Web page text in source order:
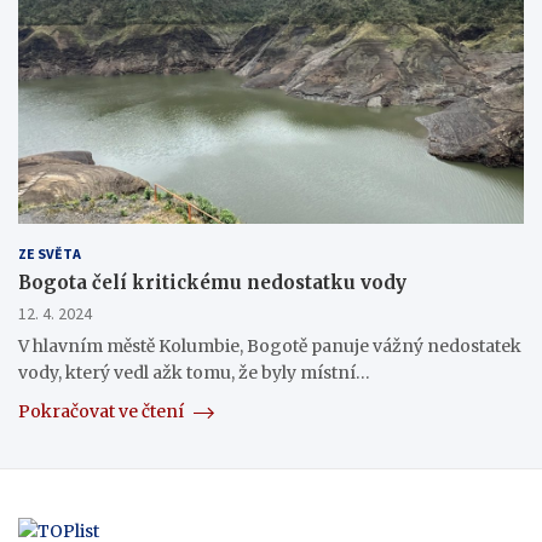
ZE SVĚTA
Bogota čelí kritickému nedostatku vody
12. 4. 2024
V hlavním městě Kolumbie, Bogotě panuje vážný nedostatek
vody, který vedl ažk tomu, že byly místní…
Pokračovat ve čtení